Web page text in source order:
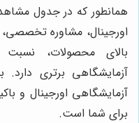
همانطور که در جدول
اورجینال، مشاوره
بالای محصولات، نسبت
آزمایشگاهی برتری دارد.
آزمایشگاهی اورجینال و
برای شما است.